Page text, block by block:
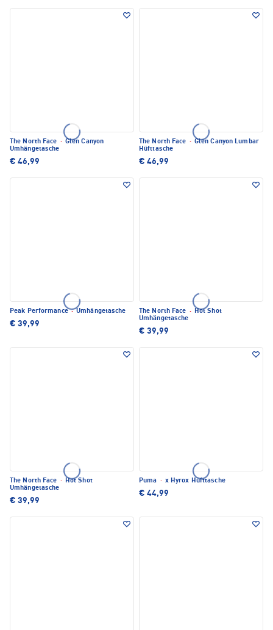
The North Face · Glen Canyon
Umhängetasche
€ 46,99
The North Face · Glen Canyon Lumbar
Hüfttasche
€ 46,99
Peak Performance·Umhängetasche
€ 39,99
The North Face · Hot Shot
Umhängetasche
€ 39,99
The North Face · Hot Shot
Umhängetasche
€ 39,99
Puma · x Hyrox Hüfttasche
€ 44,99